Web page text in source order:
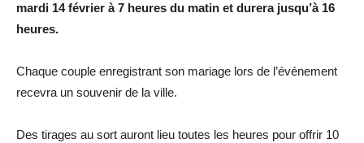
mardi 14 février à 7 heures du matin et durera jusqu’à 16
heures.
Chaque couple enregistrant son mariage lors de l’événement
recevra un souvenir de la ville.
Des tirages au sort auront lieu toutes les heures pour offrir 10